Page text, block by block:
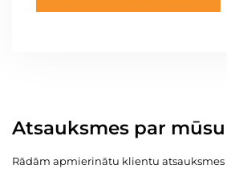
Atsauksmes par
Rādām apmierinātu klientu atsauksmes